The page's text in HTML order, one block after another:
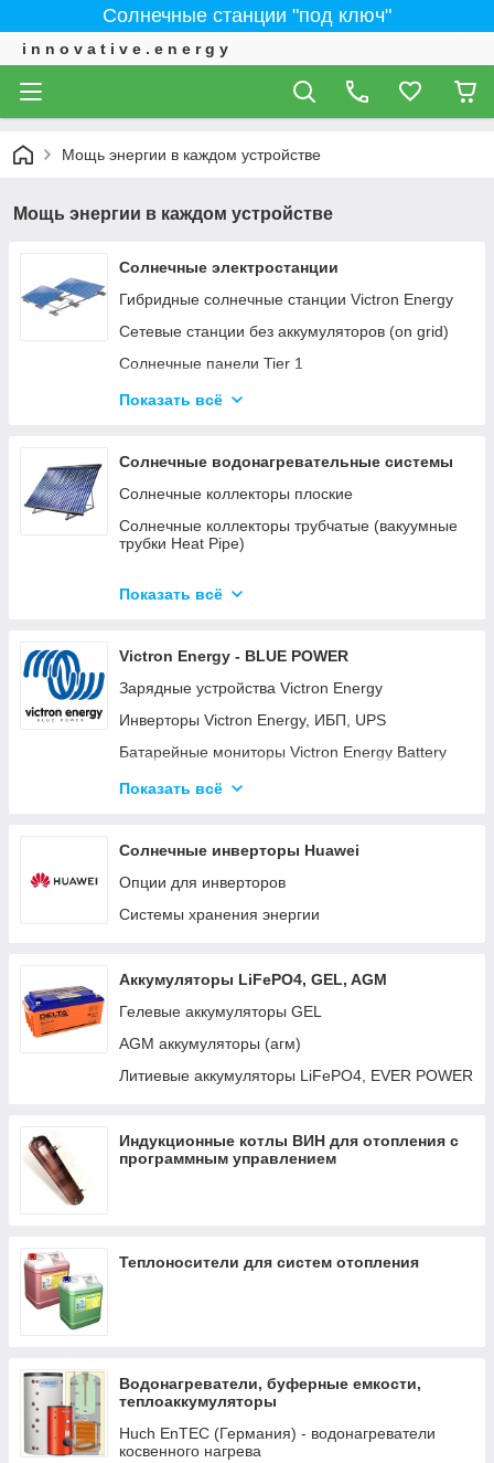
Солнечные станции "под ключ"
i n n o v a t i v e . e n e r g y
Мощь энергии в каждом устройстве
Мощь энергии в каждом устройстве
Солнечные электростанции
Гибридные солнечные станции Victron Energy
Сетевые станции без аккумуляторов (on grid)
Солнечные панели Tier 1
ИНВЕРТОРЫ - Сетевые, автономные,
Показать всё
Солнечные водонагревательные системы
Солнечные коллекторы плоские
Солнечные коллекторы трубчатые (вакуумные
трубки Heat Pipe)
водонагревательных систем (гелиосистем)
Солнечные коллекторы для больших станций
Солнечные насосные станции
Комплектующие к солнечным
Показать всё
Victron Energy - BLUE POWER
Зарядные устройства Victron Energy
Инверторы Victron Energy, ИБП, UPS
Батарейные мониторы Victron Energy Battery
Панели управления для систем Victron Energy
Color Control GX (CCGX) и Venus GX
Orion DC-DC преобразователи
Показать всё
Солнечные инверторы Huawei
Опции для инверторов
Системы хранения энергии
Аккумуляторы LiFePO4, GEL, AGM
Гелевые аккумуляторы GEL
AGM аккумуляторы (агм)
Литиевые аккумуляторы LiFePO4, EVER POWER
Индукционные котлы ВИН для отопления с
программным управлением
Теплоносители для систем отопления
Водонагреватели, буферные емкости,
теплоаккумуляторы
Huch EnTEC (Германия) - водонагреватели
косвенного нагрева